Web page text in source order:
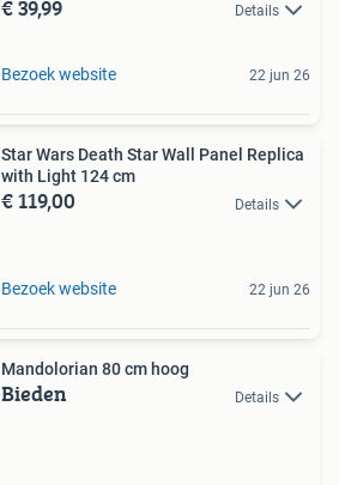
€ 39,99 Details
Bezoek website 22 jun 26
Star Wars Death Star Wall Panel Replica
with Light 124 cm
€ 119,00 Details
Bezoek website 22 jun 26
Mandolorian 80 cm hoog
Bieden Details